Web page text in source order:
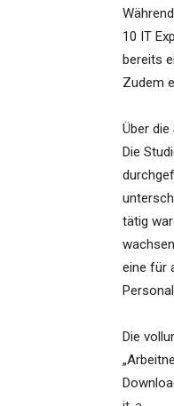
10 IT
bereits
Zudem
Über die
Die
tätig
eine für
Die